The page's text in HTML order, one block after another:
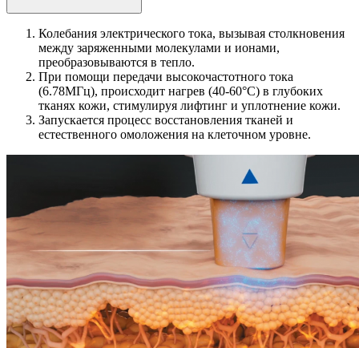
Колебания электрического тока, вызывая столкновения
между заряженными молекулами и ионами,
преобразовываются в тепло.
При помощи передачи высокочастотного тока
(6.78МГц), происходит нагрев (40-60°C) в глубоких
тканях кожи, стимулируя лифтинг и уплотнение кожи.
Запускается процесс восстановления тканей и
естественного омоложения на клеточном уровне.